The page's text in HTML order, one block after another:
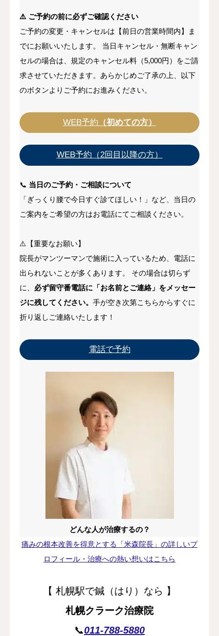
⚠️ ご予約の前に必ずご確認ください
ご予約の変更・キャンセルは【前日の営業時間内】ま
でにお願いいたします。 当日キャンセル・無断キャン
セルの場合は、規定のキャンセル料（5,000円）をご請
求させていただきます。あらかじめご了承の上、以下
のボタンよりご予約にお進みください。
WEB予約 （初めての方）
WEB予約（2回目以降の方）
📞 当日のご予約・ご相談について
「ぎっくり腰で今日すぐ診てほしい！」など、当日の
ご案内をご希望の方はお電話にてご相談ください。
⚠️【重要なお願い】
院長がマンツーマンで施術に入っているため、電話に
出られないことが多くあります。 その場合は切らず
に、 必ず留守番電話に「お名前とご連絡」をメッセー
ジに残してください。 手が空き次第こちらからすぐに
折り返しご連絡いたします！
電話で予約
どんな人が治療するの？
痛みの根本改善を得意とする「米森院長」の詳しいプ
ロフィール・治療への熱い想いはこちら
【 札幌駅で鍼（はり）なら 】
札幌クラーク治療院
📞011-788-5880